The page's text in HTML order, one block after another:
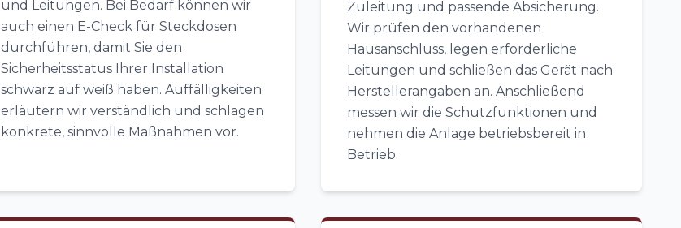
und Leitungen. Bei Bedarf können wir
auch einen E-Check für Steckdosen
durchführen, damit Sie den
Sicherheitsstatus Ihrer Installation
schwarz auf weiß haben. Auffälligkeiten
erläutern wir verständlich und schlagen
konkrete, sinnvolle Maßnahmen vor.
Zuleitung und passende Absicherung.
Wir prüfen den vorhandenen
Hausanschluss, legen erforderliche
Leitungen und schließen das Gerät nach
Herstellerangaben an. Anschließend
messen wir die Schutzfunktionen und
nehmen die Anlage betriebsbereit in
Betrieb.